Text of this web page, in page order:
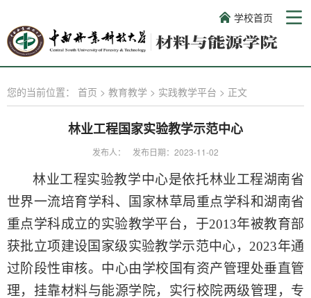
学校首页
您的当前位置： 首页 > 教育教学 > 实践教学平台 > 正文
林业工程国家实验教学示范中心
发布人： 发布日期：2023-11-02
林业工程实验教学中心是依托林业工程湖南省
世界一流培育学科、国家林草局重点学科和湖南省
重点学科成立的实验教学平台，于2013年被教育部
获批立项建设国家级实验教学示范中心，2023年通
过阶段性审核。中心由学校国有资产管理处垂直管
理，挂靠材料与能源学院，实行校院两级管理，专